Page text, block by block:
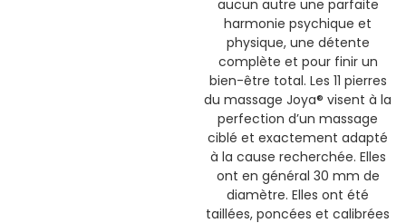
aucun autre une parfaite
harmonie psychique et
physique, une détente
complète et pour finir un
bien-être total. Les 11 pierres
du massage Joya® visent à la
perfection d’un massage
ciblé et exactement adapté
à la cause recherchée. Elles
ont en général 30 mm de
diamètre. Elles ont été
taillées, poncées et calibrées